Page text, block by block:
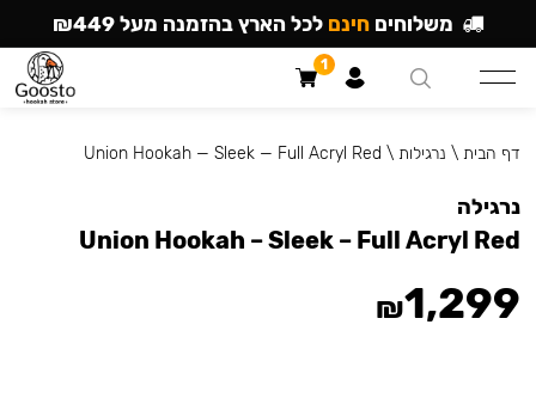
דף הבית \ נרגילות \
Union Hookah — Sleek — Full Acryl Red
נרגילה
Union Hookah – Sleek – Full Acryl Red
₪1,299
משלוחים חינם לכל הארץ בהזמנה מעל ₪449
1